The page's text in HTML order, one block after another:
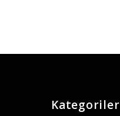
Kategoriler